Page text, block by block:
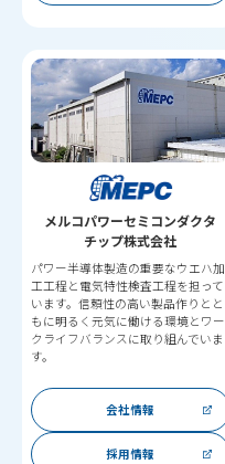
メルコパワーセミコンダクタ
チップ株式会社
パワー半導体製造の重要なウエハ加
工工程と電気特性検査工程を担って
います。信頼性の高い製品作りとと
もに明るく元気に働ける環境とワー
クライフバランスに取り組んでいま
す。
会社情報
採用情報